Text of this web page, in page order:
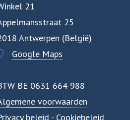
21
25
Antwerpen (België)
Google Maps
BE 0631 664 988
voorwaarden
beleid - Cookiebeleid